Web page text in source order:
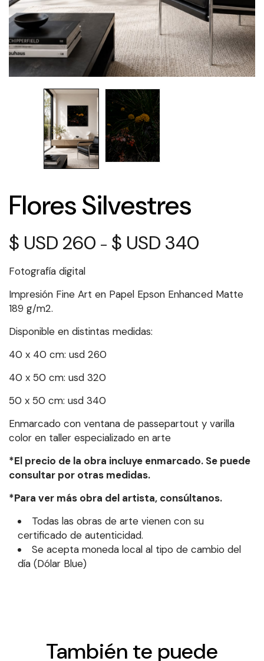
Flores Silvestres
$ 260 - $ 340
$ 260
Fotografía digital
Impresión Fine Art en Papel Epson Enhanced Matte
189 g/m2.
Disponible en distintas medidas:
40 x 40 cm: usd 260
40 x 50 cm: usd 320
50 x 50 cm: usd 340
Enmarcado con ventana de passepartout y varilla
color en taller especializado en arte
*El precio de la obra incluye enmarcado. Se puede
consultar por otras medidas.
*Para ver más obra del artista, consúltanos.
Todas las obras de arte vienen con su
certificado de autenticidad.
Se acepta moneda local al tipo de cambio del
día (Dólar Blue)
También te puede